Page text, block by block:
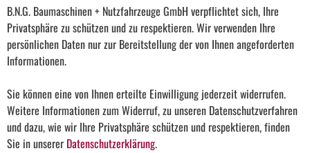
B.N.G. Baumaschinen + Nutzfahrzeuge GmbH verpflichtet sich, Ihre
Privatsphäre zu schützen und zu respektieren. Wir verwenden Ihre
persönlichen Daten nur zur Bereitstellung der von Ihnen angeforderten
Informationen.
Sie können eine von Ihnen erteilte Einwilligung jederzeit widerrufen.
Weitere Informationen zum Widerruf, zu unseren Datenschutzverfahren
und dazu, wie wir Ihre Privatsphäre schützen und respektieren, finden
Sie in unserer Datenschutzerklärung.